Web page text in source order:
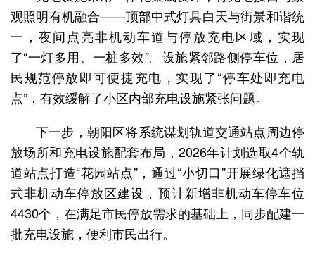
观照明有机融合——顶部中式灯具白天与街景和谐统
一，夜间点亮非机动车道与停放充电区域，实现
了“一灯多用、一桩多效”。设施紧邻路侧停车位，居
民规范停放即可便捷充电，实现了“停车处即充电
点”，有效缓解了小区内部充电设施紧张问题。
下一步，朝阳区将系统谋划轨道交通站点周边停
放场所和充电设施配套布局，2026年计划选取4个轨
道站点打造“花园站点”，通过“小切口”开展绿化遮挡
式非机动车停放区建设，预计新增非机动车停车位
4430个，在满足市民停放需求的基础上，同步配建一
批充电设施，便利市民出行。